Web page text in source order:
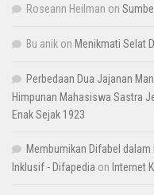
Roseann Heilman on
Bu anik on Menikmati Selat
Perbedaan Dua Jajanan
Himpunan Mahasiswa Sastra
Enak Sejak 1923
Membumikan Difabel
Inklusif - Difapedia on Internet